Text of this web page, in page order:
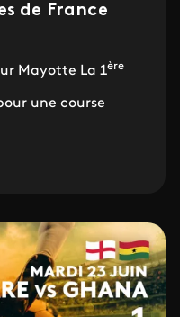
de France
Mayotte La 1ère
une course